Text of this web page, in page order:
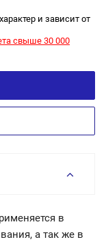
и зависит от
свыше 30 000
в
а так же в